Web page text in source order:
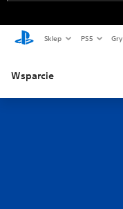
Sklep PS5 Gry
Wsparcie